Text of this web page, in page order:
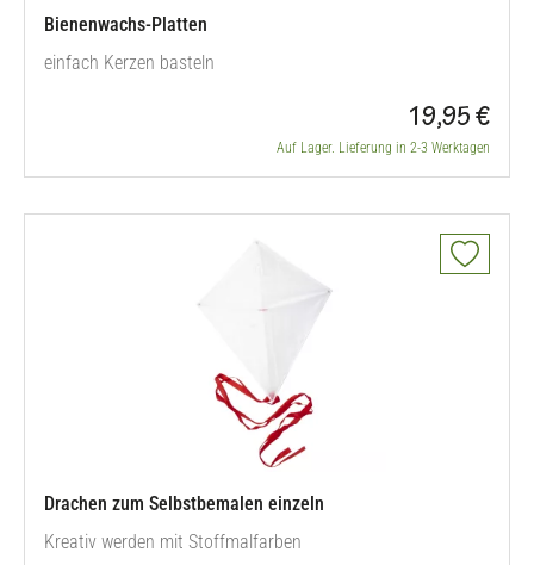
Bienenwachs-Platten
einfach Kerzen basteln
19,95 €
Auf Lager. Lieferung in 2-3 Werktagen
Drachen zum Selbstbemalen einzeln
Kreativ werden mit Stoffmalfarben